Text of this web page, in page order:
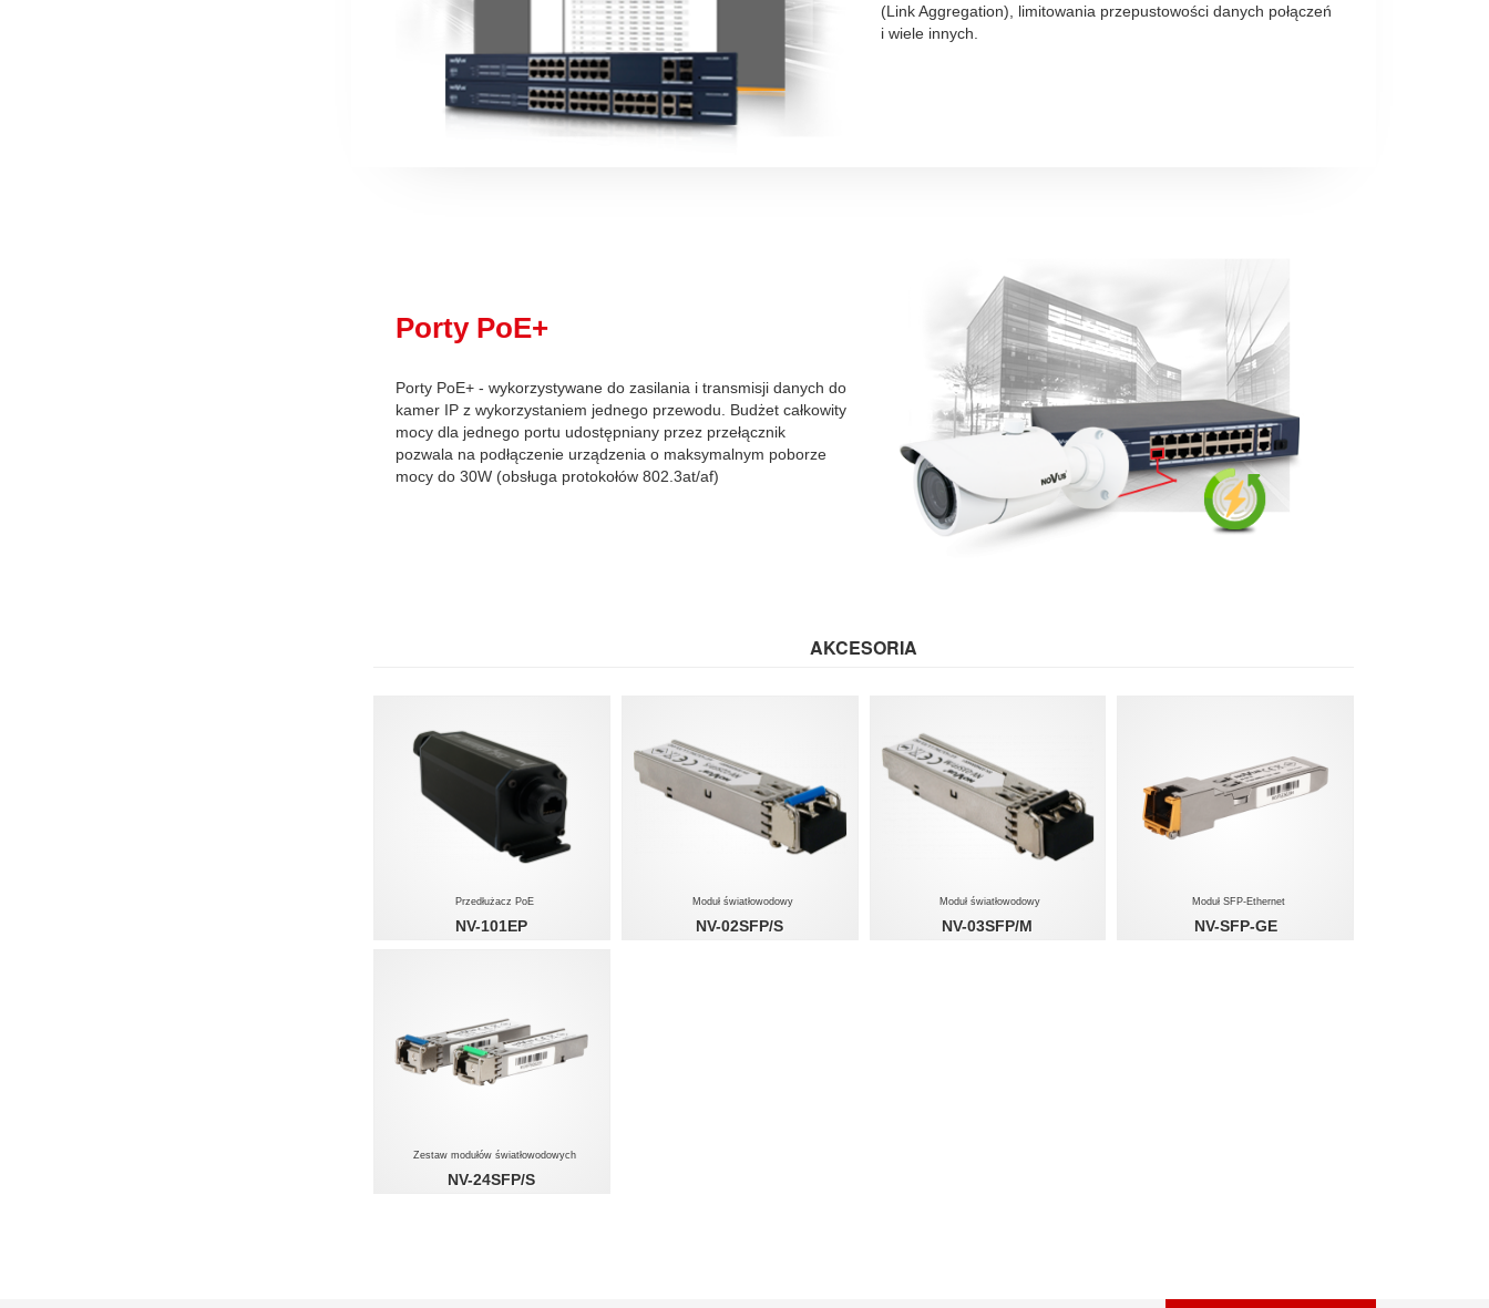
(Link Aggregation), limitowania przepustowości danych połączeń
i wiele innych.
Porty PoE+
Porty PoE+ - wykorzystywane do zasilania i transmisji danych do
kamer IP z wykorzystaniem jednego przewodu. Budżet całkowity
mocy dla jednego portu udostępniany przez przełącznik
pozwala na podłączenie urządzenia o maksymalnym poborze
mocy do 30W (obsługa protokołów 802.3at/af)
AKCESORIA
Przedłużacz PoE
NV-101EP
Moduł światłowodowy
NV-02SFP/S
Moduł światłowodowy
NV-03SFP/M
Moduł SFP-Ethernet
NV-SFP-GE
Zestaw modułów światłowodowych
NV-24SFP/S